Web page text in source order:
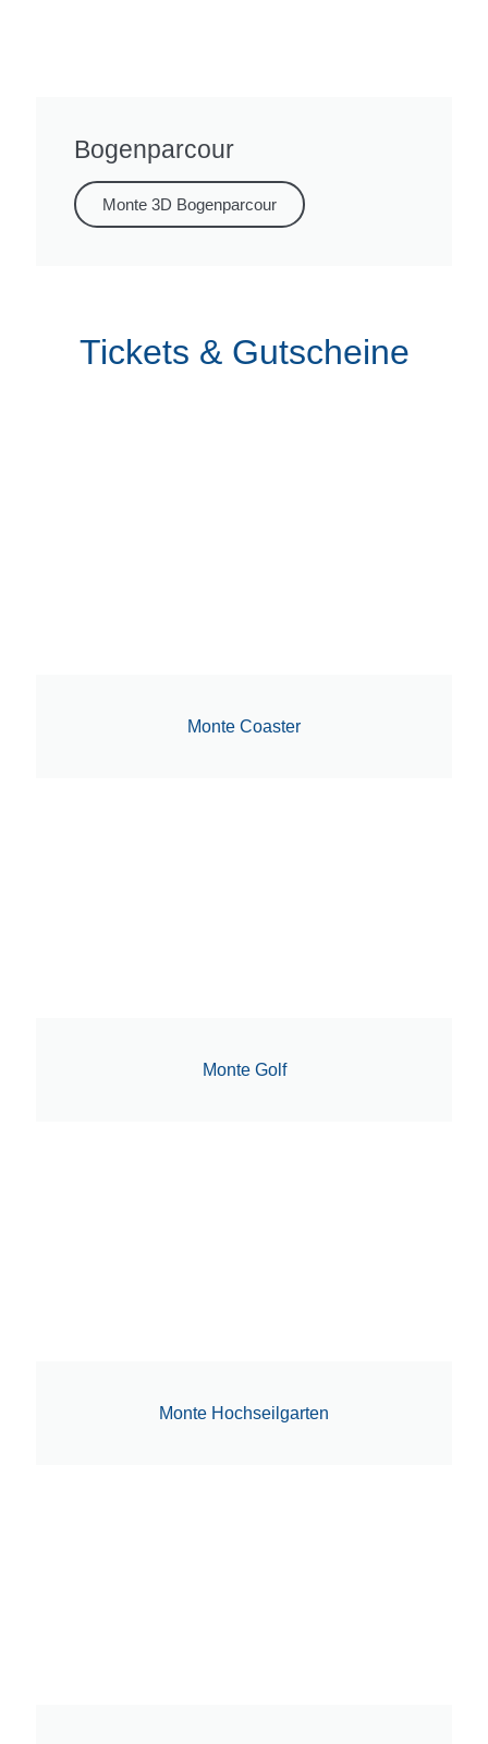
Bogenparcour
Monte 3D Bogenparcour
Tickets & Gutscheine
Monte Coaster
Monte Golf
Monte Hochseilgarten